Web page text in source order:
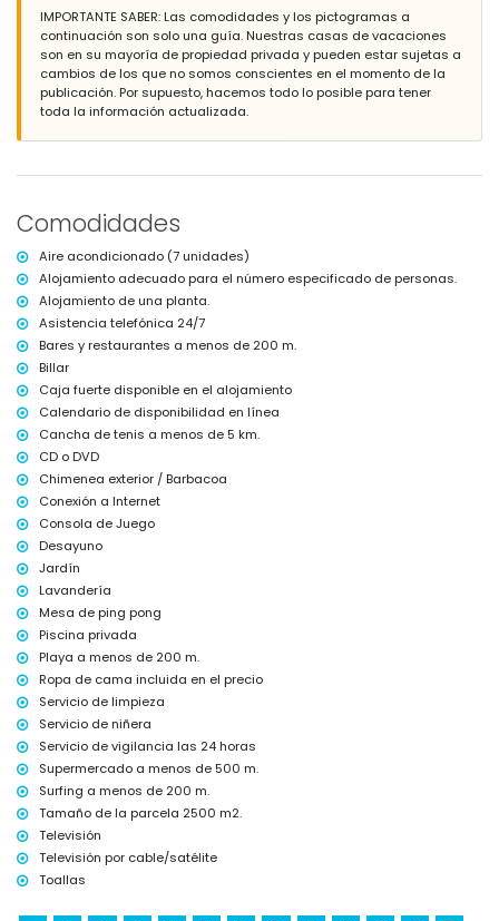
tumbonas
4 terraza
cocina exterior y barbacoa
ducha exterior
zona exterior para sentarse
Más info
no se admiten mascotas
Características y servicios incluidos en el precio del alquiler de la
villa
ordenador e internet (WiFi)
ropa de cama y toallas
desayuno
servicio de vigilancia las 24 horas y asistencia telefónica para
urgencias las 24 horas
servicio de limpieza
consola de juegos (PlayStation 2), billar francés y mesa de ping-pong
aire acondicionado (5 habitaciones con aire acondicionado)
Características y servicios con suplemento de precio
servicio de lavandería y servicio de niñera
Actividades deportivas
surf (a menos de 1000 metros de la villa)
tenis (a menos de 5 kilómetros de la villa)
IMPORTANTE SABER: Las comodidades y los pictogramas a
continuación son solo una guía. Nuestras casas de vacaciones
son en su mayoría de propiedad privada y pueden estar sujetas a
cambios de los que no somos conscientes en el momento de la
publicación. Por supuesto, hacemos todo lo posible para tener
toda la información actualizada.
Comodidades
Aire acondicionado (7 unidades)
Alojamiento adecuado para el número especificado de personas.
Alojamiento de una planta.
Asistencia telefónica 24/7
Bares y restaurantes a menos de 200 m.
Billar
Caja fuerte disponible en el alojamiento
Calendario de disponibilidad en línea
Cancha de tenis a menos de 5 km.
CD o DVD
Chimenea exterior / Barbacoa
Conexión a Internet
Consola de Juego
Desayuno
Jardín
Lavandería
Mesa de ping pong
Piscina privada
Playa a menos de 200 m.
Ropa de cama incluida en el precio
Servicio de limpieza
Servicio de niñera
Servicio de vigilancia las 24 horas
Supermercado a menos de 500 m.
Surfing a menos de 200 m.
Tamaño de la parcela 2500 m2.
Televisión
Televisión por cable/satélite
Toallas